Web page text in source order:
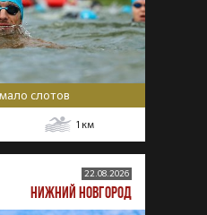
слотов
1 км
22.08.2026
НИЖНИЙ НОВГОРОД